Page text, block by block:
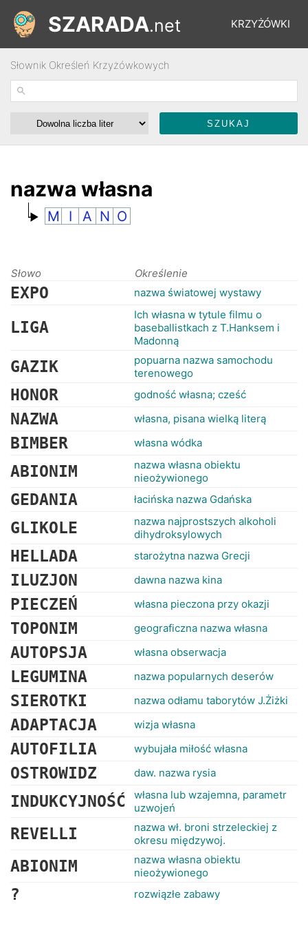
KRZYŻÓWKI
ŁAMIGŁÓWKI
RANKINGI
SZARADA.net
Słownik Określeń Krzyżówkowych
nazwa własna
M I A N O
Słowo Określenie
EXPO nazwa światowej wystawy
LIGA
Ich własna w tytule filmu o
baseballistkach z T.Hanksem i
Madonną
GAZIK
popuarna nazwa samochodu
terenowego
HONOR godność własna; cześć
NAZWA własna, pisana wielką literą
BIMBER własna wódka
ABIONIM
nazwa własna obiektu
nieożywionego
GEDANIA łacińska nazwa Gdańska
GLIKOLE
nazwa najprostszych alkoholi
dihydroksylowych
HELLADA starożytna nazwa Grecji
ILUZJON dawna nazwa kina
PIECZEŃ własna pieczona przy okazji
TOPONIM geograficzna nazwa własna
AUTOPSJA własna obserwacja
LEGUMINA nazwa popularnych deserów
SIEROTKI nazwa odłamu taborytów J.Żiżki
ADAPTACJA wizja własna
AUTOFILIA wybujała miłość własna
OSTROWIDZ daw. nazwa rysia
INDUKCYJNOŚĆ
własna lub wzajemna, parametr
uzwojeń
REVELLI
nazwa wł. broni strzeleckiej z
okresu międzywoj.
ABIONIM
nazwa własna obiektu
nieożywionego
? rozwiązłe zabawy